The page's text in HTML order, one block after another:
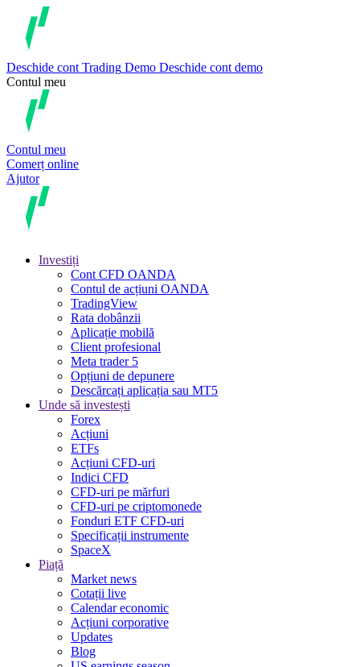
Deschide cont Trading Demo Deschide cont demo
Contul meu
Contul meu
Comerț online
Ajutor
Investiți
Cont CFD OANDA
Contul de acțiuni OANDA
TradingView
Rata dobânzii
Aplicație mobilă
Client profesional
Meta trader 5
Opțiuni de depunere
Descărcați aplicația sau MT5
Unde să investești
Forex
Acțiuni
ETFs
Acțiuni CFD-uri
Indici CFD
CFD-uri pe mărfuri
CFD-uri pe criptomonede
Fonduri ETF CFD-uri
Specificații instrumente
SpaceX
Piață
Market news
Cotații live
Calendar economic
Acțiuni corporative
Updates
Blog